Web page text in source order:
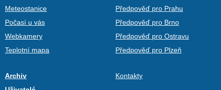
Meteostanice
Počasí u vás
Webkamery
Teplotní mapa
Předpověď pro Prahu
Předpověď pro Brno
Předpověď pro Ostravu
Předpověď pro Plzeň
Archiv
Kontakty